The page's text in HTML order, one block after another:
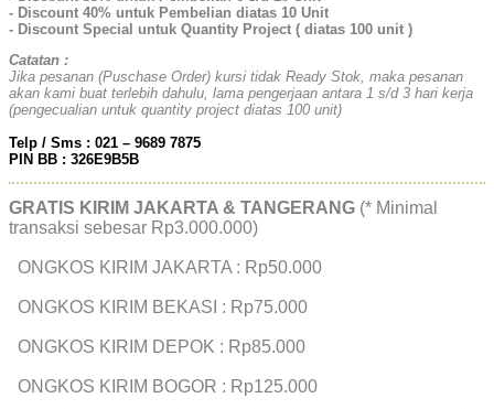
- Discount 40% untuk Pembelian diatas 10 Unit
- Discount Special untuk Quantity Project ( diatas 100 unit )
Catatan :
Jika pesanan (Puschase Order) kursi tidak Ready Stok, maka pesanan
akan kami buat terlebih dahulu, lama pengerjaan antara 1 s/d 3 hari kerja
(pengecualian untuk quantity project diatas 100 unit)
Telp / Sms : 021 – 9689 7875
PIN BB : 326E9B5B
GRATIS KIRIM JAKARTA & TANGERANG (* Minimal
transaksi sebesar Rp3.000.000)
ONGKOS KIRIM JAKARTA : Rp50.000
ONGKOS KIRIM BEKASI : Rp75.000
ONGKOS KIRIM DEPOK : Rp85.000
ONGKOS KIRIM BOGOR : Rp125.000